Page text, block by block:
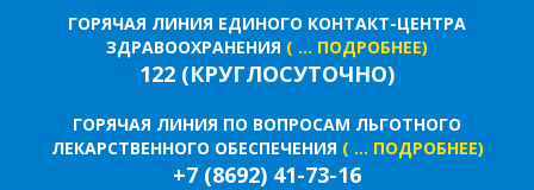
ГОРЯЧАЯ ЛИНИЯ ЕДИНОГО КОНТАКТ-ЦЕНТРА
ЗДРАВООХРАНЕНИЯ ( ... ПОДРОБНЕЕ)
122 (КРУГЛОСУТОЧНО)
ГОРЯЧАЯ ЛИНИЯ ПО ВОПРОСАМ ЛЬГОТНОГО
ЛЕКАРСТВЕННОГО ОБЕСПЕЧЕНИЯ ( ... ПОДРОБНЕЕ)
+7 (8692) 41-73-16